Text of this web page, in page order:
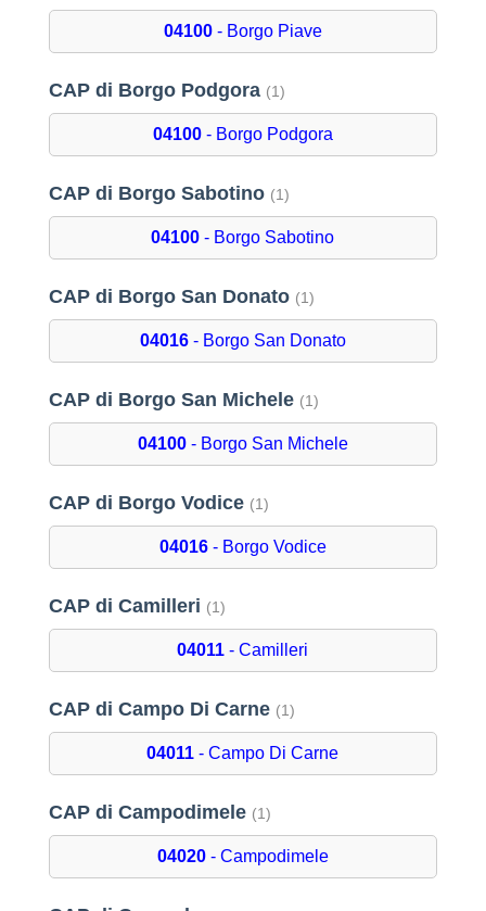
04100- Borgo Piave
CAP di Borgo Podgora (1)
04100- Borgo Podgora
CAP di Borgo Sabotino (1)
04100 - Borgo Sabotino
CAP di Borgo San Donato (1)
04016- Borgo San Donato
CAP di Borgo San Michele (1)
04100- Borgo San Michele
CAP di Borgo Vodice (1)
04016- Borgo Vodice
CAP di Camilleri (1)
04011 - Camilleri
CAP di Campo Di Carne (1)
04011 - Campo Di Carne
CAP di Campodimele (1)
04020- Campodimele